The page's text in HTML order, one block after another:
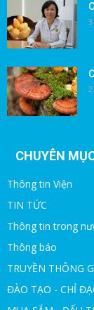
CHUYÊN
Thông tin Viện
TIN TỨC
Thông tin trong
Thông báo
TRUYỀN THÔNG
ĐÀO TẠO - CHỈ